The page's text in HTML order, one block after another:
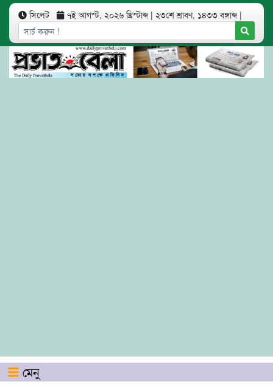
সিলেট ৭ই আগস্ট, ২০২৬ খ্রিস্টাব্দ | ২৩শে শ্রাবণ, ১৪৩৩ বঙ্গাব্দ |
মেনু